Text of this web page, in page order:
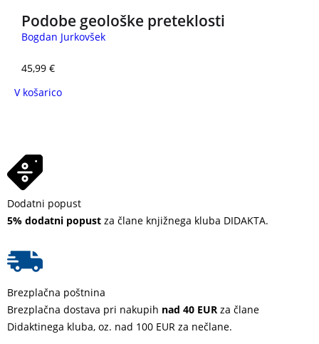
Podobe geološke preteklosti
Bogdan Jurkovšek
45,99 €
V košarico
Dodatni popust
5% dodatni popust za člane knjižnega kluba DIDAKTA.
Brezplačna poštnina
Brezplačna dostava pri nakupih nad 40 EUR za člane
Didaktinega kluba, oz. nad 100 EUR za nečlane.